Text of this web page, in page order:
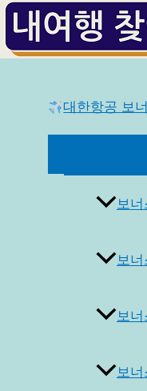
콘
츠
대한항공 보
보
보
보
보